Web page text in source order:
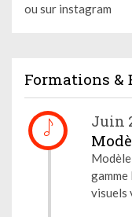
ou sur instagram
Formations &
Juin
visuels